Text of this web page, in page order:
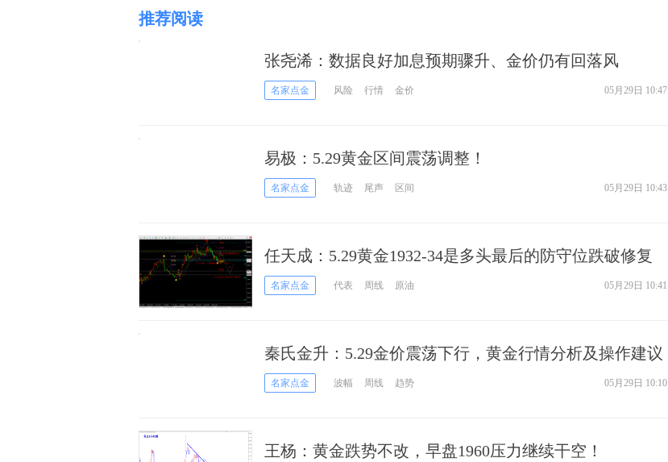
推荐阅读
张尧浠：数据良好加息预期骤升、金价仍有回落风
险
名家点金 风险 行情 金价 05月29日 10:47
易极：5.29黄金区间震荡调整！
名家点金 轨迹 尾声 区间 05月29日 10:43
任天成：5.29黄金1932-34是多头最后的防守位跌破修复
前期缺口
名家点金 代表 周线 原油 05月29日 10:41
秦氏金升：5.29金价震荡下行，黄金行情分析及操作建议
名家点金 波幅 周线 趋势 05月29日 10:10
王杨：黄金跌势不改，早盘1960压力继续干空！